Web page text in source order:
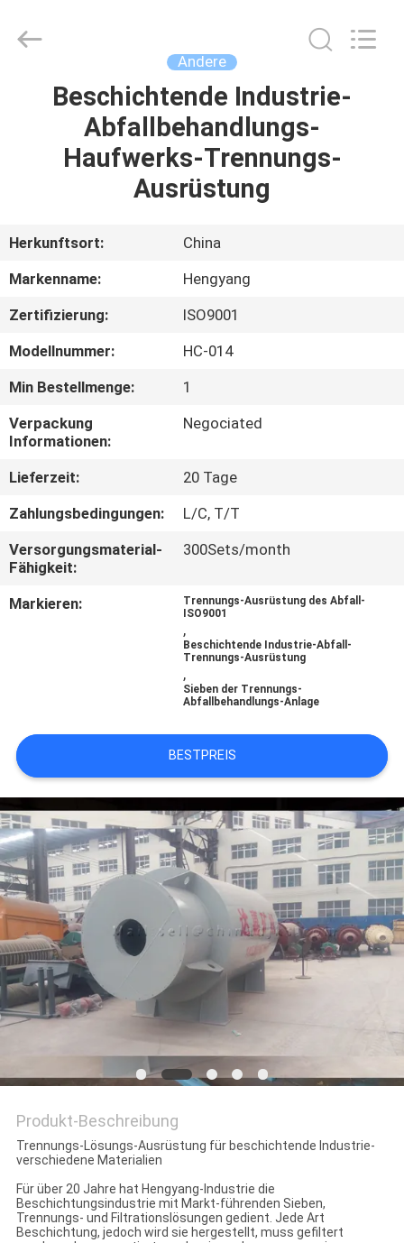
HAUS
PRODUKTE
UNS
AUSFLUG
QUALITÄTSKONTROLLE
TRETEN
SIE
MIT
UNS
IN
VERBINDUNG
SITEMAP
DATENSCHUTZRICHTLINIE
Industrial
Andere
Beschichtende Industrie-
Abfallbehandlungs-
Haufwerks-Trennungs-
Ausrüstung
Herkunftsort:
China
Markenname:
Hengyang
Zertifizierung:
ISO9001
Modellnummer:
HC-014
Min Bestellmenge:
1
Verpackung
Informationen:
Negociated
Lieferzeit:
20 Tage
Zahlungsbedingungen:
L/C, T/T
Versorgungsmaterial-
Fähigkeit:
300Sets/month
Markieren:
Trennungs-Ausrüstung des Abfall-
ISO9001
,
Beschichtende Industrie-Abfall-
Trennungs-Ausrüstung
,
Sieben der Trennungs-
Abfallbehandlungs-Anlage
BESTPREIS
Produkt-Beschreibung
Trennungs-Lösungs-Ausrüstung für beschichtende Industrie-
verschiedene Materialien
Für über 20 Jahre hat Hengyang-Industrie die
Beschichtungsindustrie mit Markt-führenden Sieben,
Trennungs- und Filtrationslösungen gedient. Jede Art
Beschichtung, jedoch wird sie hergestellt, muss gefiltert